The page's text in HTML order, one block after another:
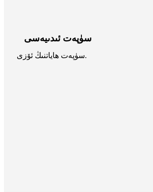
سۈپەت ئىدىيەسى
سۈپەت ھاياتنىڭ ئۆزى.